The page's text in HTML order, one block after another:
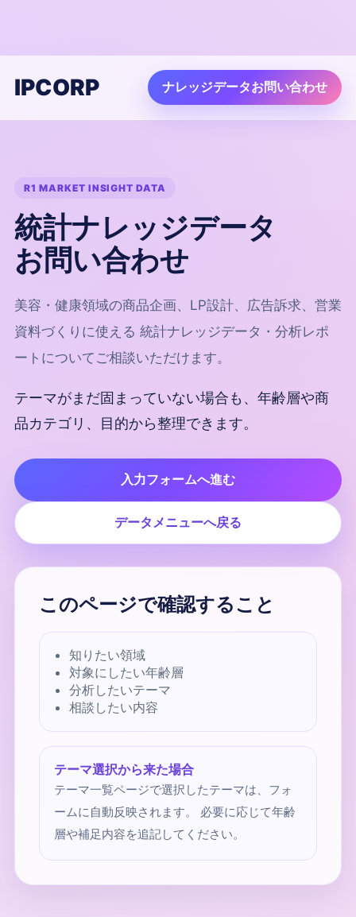
IPCORP ナレッジデータお問い合わせ
R1 MARKET INSIGHT DATA
統計ナレッジデータ
お問い合わせ
美容・健康領域の商品企画、LP設計、広告訴求、営業
資料づくりに使える 統計ナレッジデータ・分析レポ
ートについてご相談いただけます。
テーマがまだ固まっていない場合も、年齢層や商
品カテゴリ、目的から整理できます。
入力フォームへ進む
データメニューへ戻る
このページで確認すること
知りたい領域
対象にしたい年齢層
分析したいテーマ
相談したい内容
テーマ選択から来た場合
テーマ一覧ページで選択したテーマは、フォ
ームに自動反映されます。 必要に応じて年齢
層や補足内容を追記してください。